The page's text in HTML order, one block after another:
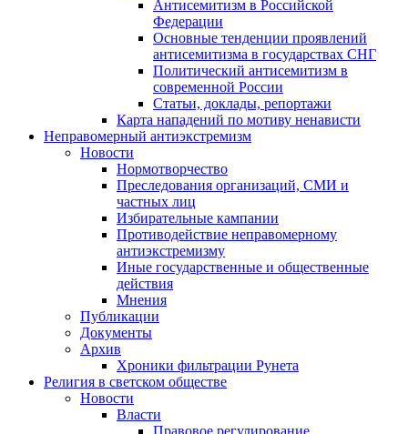
Антисемитизм в Российской
Федерации
Основные тенденции проявлений
антисемитизма в государствах СНГ
Политический антисемитизм в
современной России
Статьи, доклады, репортажи
Карта нападений по мотиву ненависти
Неправомерный антиэкстремизм
Новости
Нормотворчество
Преследования организаций, СМИ и
частных лиц
Избирательные кампании
Противодействие неправомерному
антиэкстремизму
Иные государственные и общественные
действия
Мнения
Публикации
Документы
Архив
Хроники фильтрации Рунета
Религия в светском обществе
Новости
Власти